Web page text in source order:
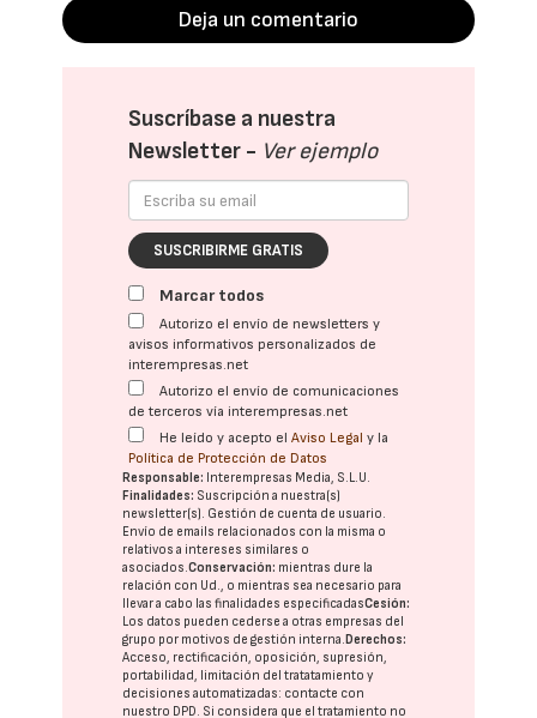
Deja un comentario
Suscríbase a nuestra
Newsletter - Ver ejemplo
SUSCRIBIRME GRATIS
Marcar todos
Autorizo el envío de newsletters y
avisos informativos personalizados de
interempresas.net
Autorizo el envío de comunicaciones
de terceros vía interempresas.net
He leído y acepto elAviso Legal y la
Política de Protección de Datos
Responsable: Interempresas Media, S.L.U.
Finalidades: Suscripción a nuestra(s)
newsletter(s). Gestión de cuenta de usuario.
Envío de emails relacionados con la misma o
relativos a intereses similares o
asociados.Conservación: mientras dure la
relación con Ud., o mientras sea necesario para
llevar a cabo las finalidades especificadasCesión:
Los datos pueden cederse a otras empresas del
grupo por motivos de gestión interna. Derechos:
Acceso, rectificación, oposición, supresión,
portabilidad, limitación del tratatamiento y
decisiones automatizadas: contacte con
nuestro DPD. Si considera que el tratamiento no